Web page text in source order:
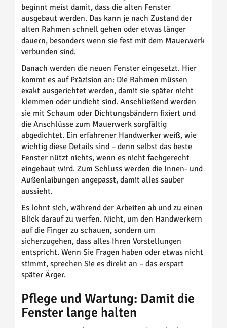
beginnt meist damit, dass die alten Fenster
ausgebaut werden. Das kann je nach Zustand der
alten Rahmen schnell gehen oder etwas länger
dauern, besonders wenn sie fest mit dem Mauerwerk
verbunden sind.
Danach werden die neuen Fenster eingesetzt. Hier
kommt es auf Präzision an: Die Rahmen müssen
exakt ausgerichtet werden, damit sie später nicht
klemmen oder undicht sind. Anschließend werden
sie mit Schaum oder Dichtungsbändern fixiert und
die Anschlüsse zum Mauerwerk sorgfältig
abgedichtet. Ein erfahrener Handwerker weiß, wie
wichtig diese Details sind – denn selbst das beste
Fenster nützt nichts, wenn es nicht fachgerecht
eingebaut wird. Zum Schluss werden die Innen- und
Außenlaibungen angepasst, damit alles sauber
aussieht.
Es lohnt sich, während der Arbeiten ab und zu einen
Blick darauf zu werfen. Nicht, um den Handwerkern
auf die Finger zu schauen, sondern um
sicherzugehen, dass alles Ihren Vorstellungen
entspricht. Wenn Sie Fragen haben oder etwas nicht
stimmt, sprechen Sie es direkt an – das erspart
später Ärger.
Pflege und Wartung: Damit die
Fenster lange halten